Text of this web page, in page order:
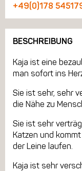
+49(0)178
BESCHREIBUNG
Kaja ist eine
man sofort ins
Sie ist sehr, sehr
die Nähe zu
Sie ist sehr
Katzen und
der Leine laufen.
Kaja ist sehr